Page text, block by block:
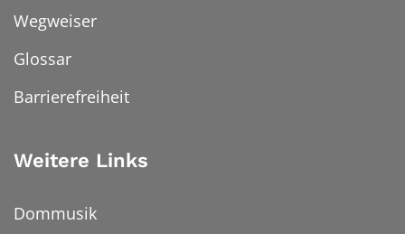
Wegweiser
Glossar
Barrierefreiheit
Weitere Links
Dommusik